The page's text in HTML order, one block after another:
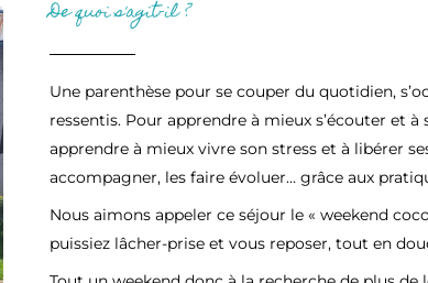
De quoi s'agit-il ?
Une parenthèse pour se couper du quotidien,
ressentis. Pour apprendre à mieux s’écouter et
apprendre à mieux vivre son stress et à libérer
accompagner, les faire évoluer… grâce aux
Nous aimons appeler ce séjour le « weekend
puissiez lâcher-prise et vous reposer, tout en